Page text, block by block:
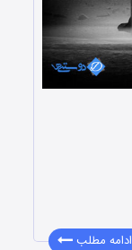
ادامه مطلب